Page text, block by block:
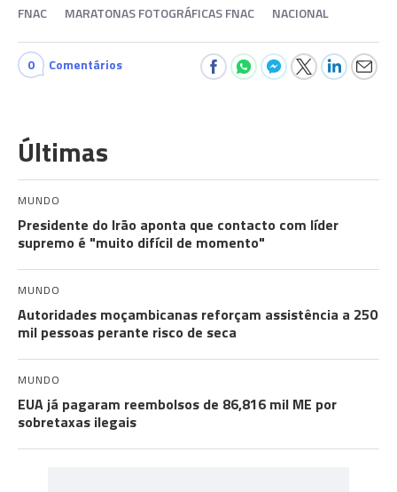
FNAC MARATONAS FOTOGRÁFICAS FNAC NACIONAL
0 Comentários
Últimas
MUNDO
Presidente do Irão aponta que contacto com líder
supremo é "muito difícil de momento"
MUNDO
Autoridades moçambicanas reforçam assistência a 250
mil pessoas perante risco de seca
MUNDO
EUA já pagaram reembolsos de 86,816 mil ME por
sobretaxas ilegais